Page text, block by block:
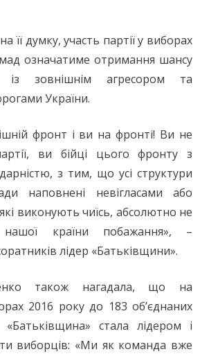
її думку, участь партії у виборах
означатиме отримання шансу
зовнішнім агресором та
України.
фронт і ви на фронті! Ви не
ви бійці цього фронту з
з тим, що усі структури
наповнені невігласами або
виконують чиїсь, абсолютно не
країни побажання», –
лідер «Батьківщини».
також нагадала, що на
2016 року до 183 об’єднаних
«Батьківщина» стала лідером і
виборців: «Ми як команда вже